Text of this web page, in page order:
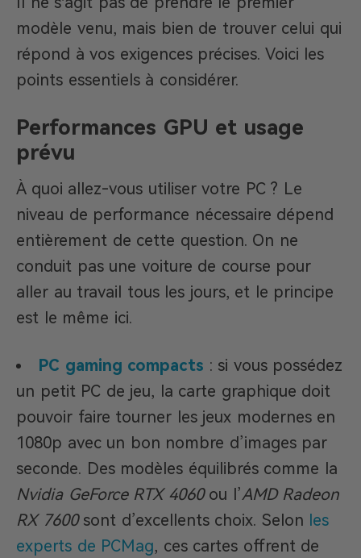
modèle venu, mais bien de trouver celui qui
répond à vos exigences précises. Voici les
points essentiels à considérer.
Performances GPU et usage
prévu
À quoi allez-vous utiliser votre PC ? Le
niveau de performance nécessaire dépend
entièrement de cette question. On ne
conduit pas une voiture de course pour
aller au travail tous les jours, et le principe
est le même ici.
PC gaming compacts : si vous possédez
un petit PC de jeu, la carte graphique doit
pouvoir faire tourner les jeux modernes en
1080p avec un bon nombre d’images par
seconde. Des modèles équilibrés comme la
Nvidia GeForce RTX 4060ou l’AMD Radeon
RX 7600sont d’excellents choix. Selon les
experts de PCMag, ces cartes offrent de